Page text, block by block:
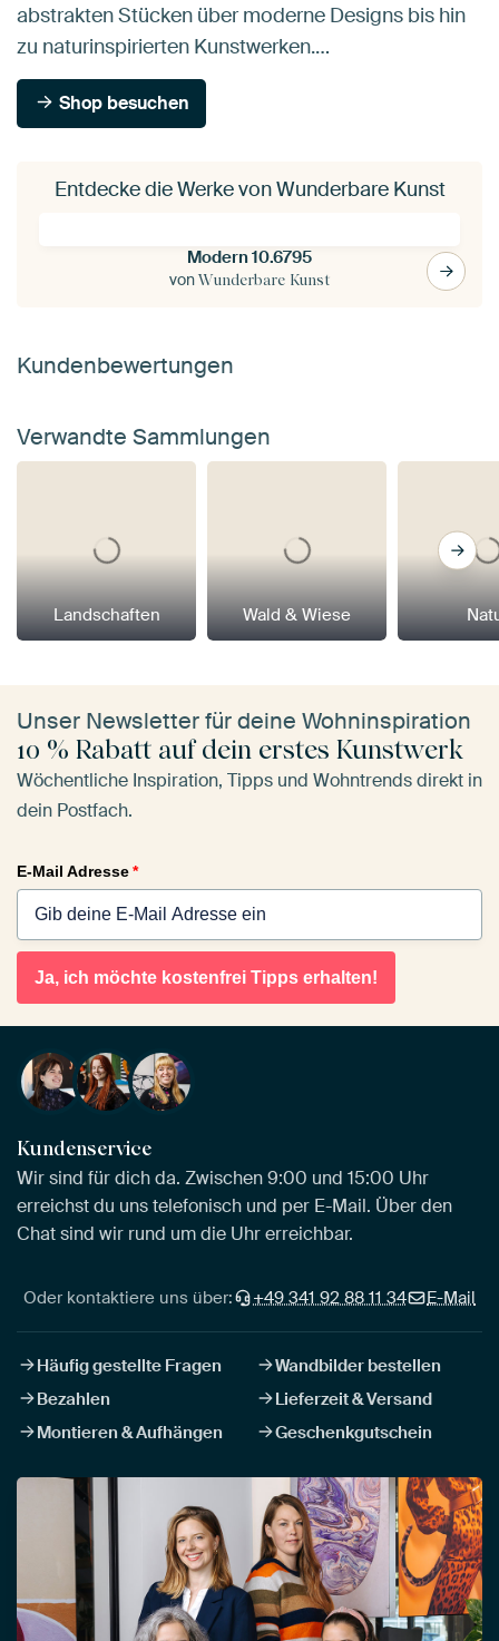
abstrakten Stücken über moderne Designs bis hin
zu naturinspirierten Kunstwerken.…
Shop besuchen
Entdecke die Werke von Wunderbare Kunst
Modern 10.6795
vonWunderbare Kunst
Kundenbewertungen
Verwandte Sammlungen
Landschaften Wald & Wiese
Unser Newsletter für deine Wohninspiration
10 % Rabatt auf dein erstes Kunstwerk
Wöchentliche Inspiration, Tipps und Wohntrends direkt in
dein Postfach.
E-Mail Adresse*
Ja, ich möchte kostenfrei Tipps erhalten!
Kundenservice
Wir sind für dich da. Zwischen 9:00 und 15:00 Uhr
erreichst du uns telefonisch und per E-Mail. Über den
Chat sind wir rund um die Uhr erreichbar.
Oder kontaktiere uns über: +49 341 92 88 11 34 E-Mail
Häufig gestellte Fragen
Wandbilder bestellen
Bezahlen
Lieferzeit & Versand
Montieren & Aufhängen
Geschenkgutschein